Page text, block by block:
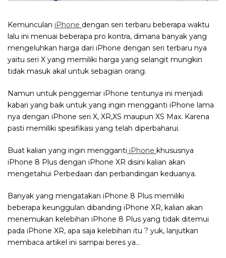
Kemunculan iPhone dengan seri terbaru beberapa waktu
lalu ini menuai beberapa pro kontra, dimana banyak yang
mengeluhkan harga dari iPhone dengan seri terbaru nya
yaitu seri X yang memiliki harga yang selangit mungkin
tidak masuk akal untuk sebagian orang.
Namun untuk penggemar iPhone tentunya ini menjadi
kabari yang baik untuk yang ingin mengganti iPhone lama
nya dengan iPhone seri X, XR,XS maupun XS Max. Karena
pasti memiliki spesifikasi yang telah diperbaharui.
Buat kalian yang ingin mengganti iPhone khususnya
iPhone 8 Plus dengan iPhone XR disini kalian akan
mengetahui Perbedaan dan perbandingan keduanya.
Banyak yang mengatakan iPhone 8 Plus memiliki
beberapa keunggulan dibanding iPhone XR, kalian akan
menemukan kelebihan iPhone 8 Plus yang tidak ditemui
pada iPhone XR, apa saja kelebihan itu ? yuk, lanjutkan
membaca artikel ini sampai beres ya…